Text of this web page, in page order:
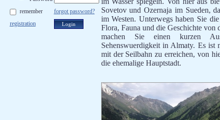
forgot password?
remember
registration
Sovetov und Ozernaja im Sueden,
im Westen. Unterwegs haben Sie
Flora, Fauna und die Geschichte von
machen Sie einen kurzen
Sehenswuerdigkeit in Almaty. Es ist
mit der Seilbahn zu erreichen, von
die ehemalige Hauptstadt.